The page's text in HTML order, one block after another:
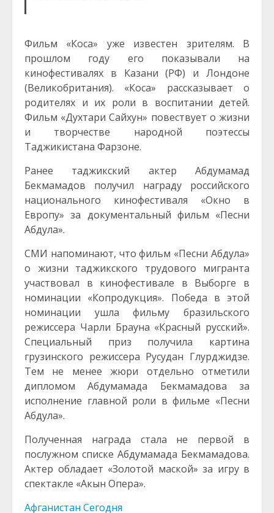
Фильм «Коса» уже известен зрителям. В
прошлом году его показывали на
кинофестивалях в Казани (РФ) и Лондоне
(Великобритания). «Коса» рассказывает о
родителях и их роли в воспитании детей.
Фильм «Духтари Сайхун» повествует о жизни
и творчестве народной поэтессы
Таджикистана Фарзоне.
Ранее таджикский актер Абдумамад
Бекмамадов получил награду российского
национального кинофестиваля «Окно в
Европу» за документальный фильм «Песни
Абдула».
СМИ напоминают, что фильм «Песни Абдула»
о жизни таджикского трудового мигранта
участвовал в кинофестивале в Выборге в
номинации «Копродукция». Победа в этой
номинации ушла фильму бразильского
режиссера Чарли Брауна «Красный русский».
Специальный приз получила картина
грузинского режиссера Русудан Глурджидзе.
Тем не менее жюри отдельно отметили
дипломом Абдумамада Бекмамадова за
исполнение главной роли в фильме «Песни
Абдула».
Полученная награда стала не первой в
послужном списке Абдумамада Бекмамадова.
Актер обладает «Золотой маской» за игру в
спектакле «Акын Опера».
Афганистан Сегодня